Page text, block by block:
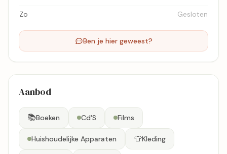
Zo
Gesloten
Ben je hier geweest?
Aanbod
📚Boeken Cd'S Films
Huishoudelijke Apparaten 👕Kleding